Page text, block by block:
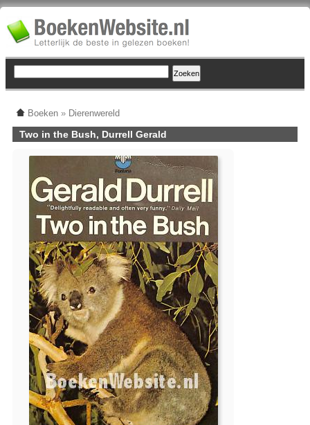
Boeken » Dierenwereld
Two in the Bush, Durrell Gerald